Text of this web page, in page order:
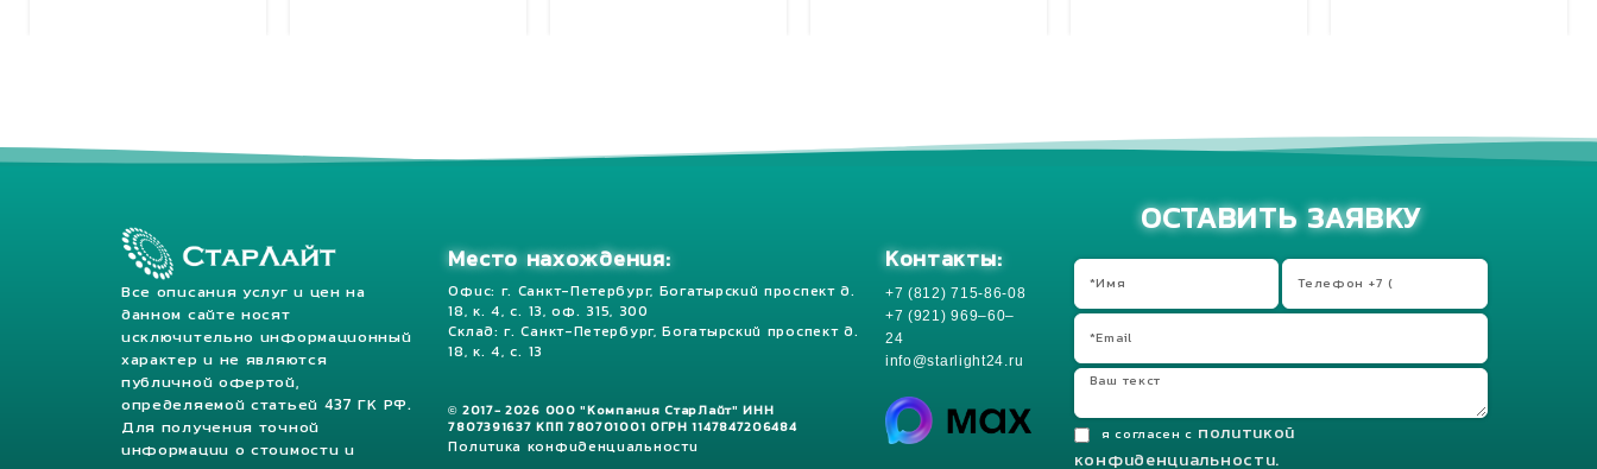
Все описания услуг и цен на
данном сайте носят
исключительно информационный
характер и не являются
публичной офертой,
определяемой статьей 437 ГК РФ.
Для получения точной
информации о стоимости и
Место нахождения:
Офис: г. Санкт-Петербург, Богатырский проспект д.
18, к. 4, с. 13, оф. 315, 300
Склад: г. Санкт-Петербург, Богатырский проспект д.
18, к. 4, с. 13
© 2017- 2026 ООО "Компания СтарЛайт" ИНН
7807391637 КПП 780701001 ОГРН 1147847206484
Политика конфиденциальности
Контакты:
+7 (812) 715-86-08
+7 (921) 969–60–
24
info@starlight24.ru
ОСТАВИТЬ ЗАЯВКУ
я согласен с политикой
конфиденциальности.